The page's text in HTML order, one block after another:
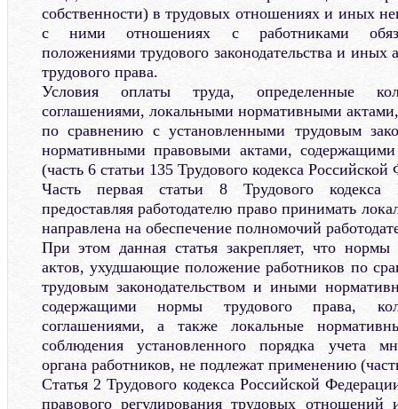
собственности) в трудовых отношениях и иных
с ними отношениях с работниками
положениями трудового законодательства и
трудового права.
Условия оплаты труда, определенные
соглашениями, локальными нормативными
по сравнению с установленными трудовым
нормативными правовыми актами,
(часть 6 статьи 135 Трудового кодекса
Часть первая статьи 8 Трудового кодекса
предоставляя работодателю право принимать
направлена на обеспечение полномочий
При этом данная статья закрепляет, что
актов, ухудшающие положение работников по
трудовым законодательством и иными
содержащими нормы трудового права,
соглашениями, а также локальные
соблюдения установленного порядка учета
органа работников, не подлежат применению
Статья 2 Трудового кодекса Российской
правового регулирования трудовых отношений